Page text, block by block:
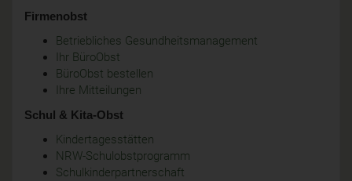
Firmenobst
Betriebliches Gesundheitsmanagement
Ihr BüroObst
BüroObst bestellen
Ihre Mitteilungen
Schul & Kita-Obst
Kindertagesstätten
NRW-Schulobstprogramm
Schulkinderpartnerschaft